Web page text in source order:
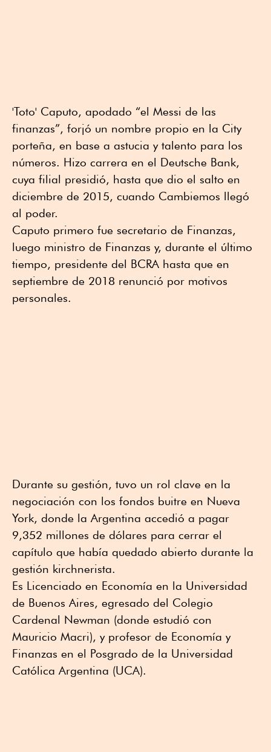
'Toto' Caputo, apodado “el Messi de las
finanzas”, forjó un nombre propio en la City
porteña, en base a astucia y talento para los
números. Hizo carrera en el Deutsche Bank,
cuya filial presidió, hasta que dio el salto en
diciembre de 2015, cuando Cambiemos llegó
al poder.
Caputo primero fue secretario de Finanzas,
luego ministro de Finanzas y, durante el último
tiempo, presidente del BCRA hasta que en
septiembre de 2018 renunció por motivos
personales.
Durante su gestión, tuvo un rol clave en la
negociación con los fondos buitre en Nueva
York, donde la Argentina accedió a pagar
9,352 millones de dólares para cerrar el
capítulo que había quedado abierto durante la
gestión kirchnerista.
Es Licenciado en Economía en la Universidad
de Buenos Aires, egresado del Colegio
Cardenal Newman (donde estudió con
Mauricio Macri), y profesor de Economía y
Finanzas en el Posgrado de la Universidad
Católica Argentina (UCA).